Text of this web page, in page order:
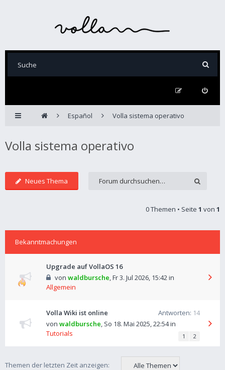
Español Volla sistema operativo
Volla sistema operativo
Neues Thema
0 Themen • Seite 1 von 1
Bekanntmachungen
Upgrade auf VollaOS 16
von waldbursche,Fr 3. Jul 2026, 15:42in
Allgemein
Volla Wiki ist online Antworten: 14
von waldbursche, So 18. Mai 2025, 22:54in
Tutorials
1 2
Themen der letzten Zeit anzeigen: